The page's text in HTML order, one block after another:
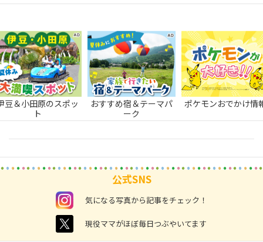
豆＆小田原のスポッ
ト
おすすめ宿＆テーマパ
ーク
ポケモンおでかけ情
公式SNS
instagram 気になる写真から記事をチェック！
twitter 現役ママがほぼ毎日つぶやいてます